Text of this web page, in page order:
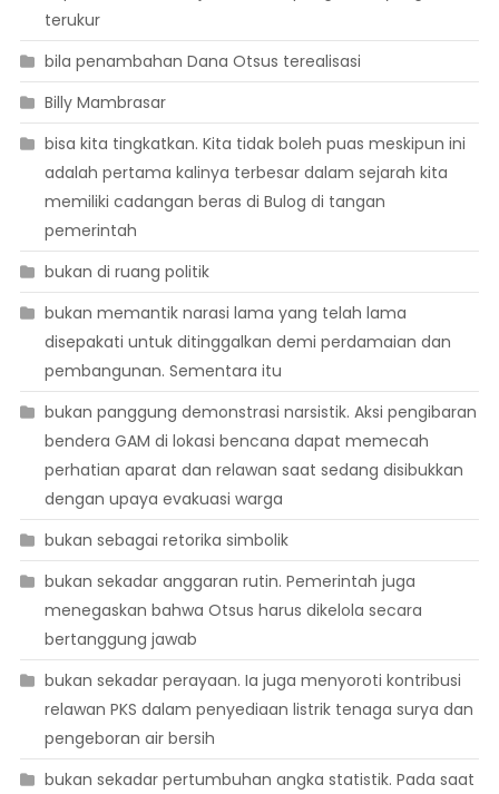
terukur
bila penambahan Dana Otsus terealisasi
Billy Mambrasar
bisa kita tingkatkan. Kita tidak boleh puas meskipun ini
adalah pertama kalinya terbesar dalam sejarah kita
memiliki cadangan beras di Bulog di tangan
pemerintah
bukan di ruang politik
bukan memantik narasi lama yang telah lama
disepakati untuk ditinggalkan demi perdamaian dan
pembangunan. Sementara itu
bukan panggung demonstrasi narsistik. Aksi pengibaran
bendera GAM di lokasi bencana dapat memecah
perhatian aparat dan relawan saat sedang disibukkan
dengan upaya evakuasi warga
bukan sebagai retorika simbolik
bukan sekadar anggaran rutin. Pemerintah juga
menegaskan bahwa Otsus harus dikelola secara
bertanggung jawab
bukan sekadar perayaan. Ia juga menyoroti kontribusi
relawan PKS dalam penyediaan listrik tenaga surya dan
pengeboran air bersih
bukan sekadar pertumbuhan angka statistik. Pada saat